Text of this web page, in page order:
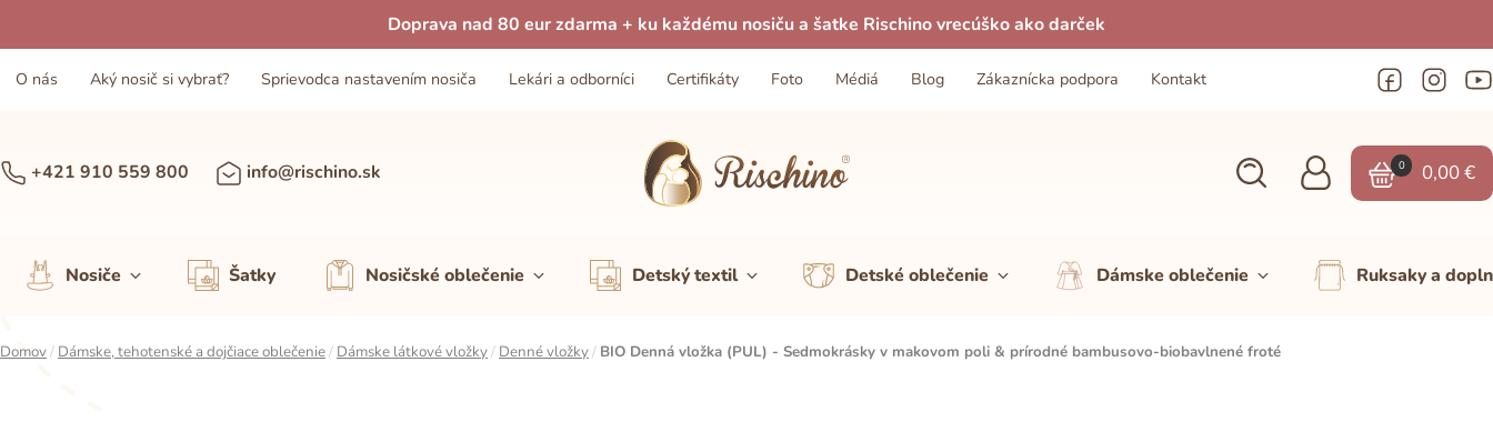
Doprava nad 80 eur zdarma + ku každému nosiču a šatke Rischino vrecúško ako darček
O nás Aký nosič si vybrať? Sprievodca nastavením nosiča Lekári a odborníci Certifikáty Foto Médiá Blog Zákaznícka podpora Kontakt
+421 910 559 800 info@rischino.sk 0 0,00€
Nosiče Šatky Nosičské oblečenie Detský textil Detské oblečenie Dámske oblečenie Ruksaky a
Domov/ Dámske, tehotenské a dojčiace oblečenie/ Dámske látkové vložky/ Denné vložky/ BIO Denná vložka (PUL) - Sedmokrásky v makovom poli & prírodné bambusovo-biobavlnené froté